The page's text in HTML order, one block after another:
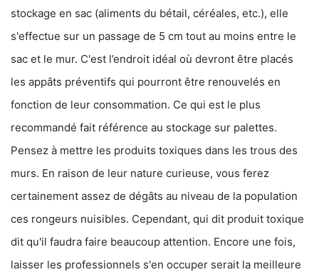
stockage en sac (aliments du bétail, céréales, etc.), elle
s'effectue sur un passage de 5 cm tout au moins entre le
sac et le mur. C'est l’endroit idéal où devront être placés
les appâts préventifs qui pourront être renouvelés en
fonction de leur consommation. Ce qui est le plus
recommandé fait référence au stockage sur palettes.
Pensez à mettre les produits toxiques dans les trous des
murs. En raison de leur nature curieuse, vous ferez
certainement assez de dégâts au niveau de la population
ces rongeurs nuisibles. Cependant, qui dit produit toxique
dit qu'il faudra faire beaucoup attention. Encore une fois,
laisser les professionnels s'en occuper serait la meilleure